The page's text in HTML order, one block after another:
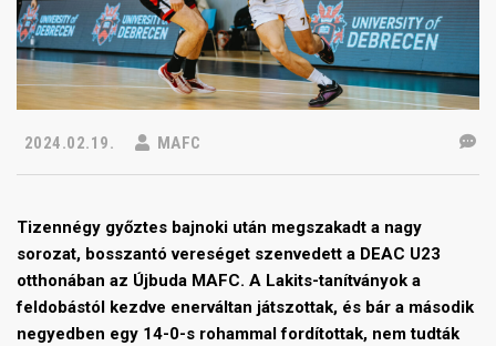
2024.02.19. MAFC
Tizennégy győztes bajnoki után megszakadt a nagy
sorozat, bosszantó vereséget szenvedett a DEAC U23
otthonában az Újbuda MAFC. A Lakits-tanítványok a
feldobástól kezdve enerváltan játszottak, és bár a második
negyedben egy 14-0-s rohammal fordítottak, nem tudták